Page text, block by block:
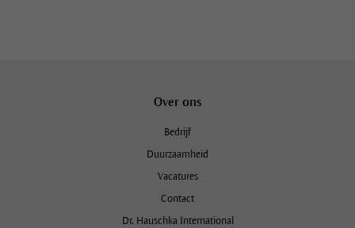
Over ons
Bedrijf
Duurzaamheid
Vacatures
Contact
Dr. Hauschka International